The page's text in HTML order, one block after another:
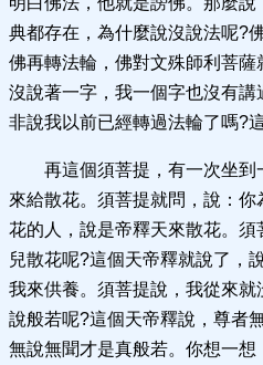
典都存在，為什麼說沒說法呢?
佛再轉法輪，佛對文殊師利菩
沒說著一字，我一個字也沒有
非說我以前已經轉過法輪了嗎?
再這個須菩提，有一次坐
來給散花。須菩提就問，說：
花的人，說是帝釋天來散花。
兒散花呢?這個天帝釋就說了，
我來供養。須菩提說，我從來
說般若呢?這個天帝釋說，尊者
無說無聞才是真般若。你想一